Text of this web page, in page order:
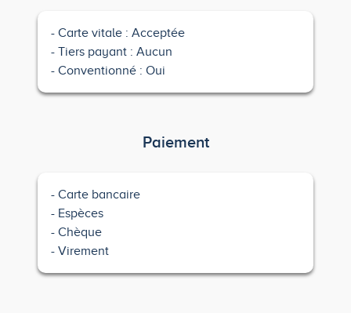
Carte vitale : Acceptée
Tiers payant : Aucun
Conventionné : Oui
Paiement
Carte bancaire
Espèces
Chèque
Virement